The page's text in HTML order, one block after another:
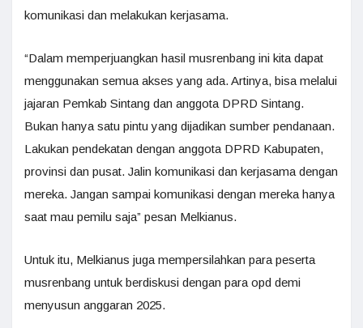
komunikasi dan melakukan kerjasama.
“Dalam memperjuangkan hasil musrenbang ini kita dapat
menggunakan semua akses yang ada. Artinya, bisa melalui
jajaran Pemkab Sintang dan anggota DPRD Sintang.
Bukan hanya satu pintu yang dijadikan sumber pendanaan.
Lakukan pendekatan dengan anggota DPRD Kabupaten,
provinsi dan pusat. Jalin komunikasi dan kerjasama dengan
mereka. Jangan sampai komunikasi dengan mereka hanya
saat mau pemilu saja” pesan Melkianus.
Untuk itu, Melkianus juga mempersilahkan para peserta
musrenbang untuk berdiskusi dengan para opd demi
menyusun anggaran 2025.